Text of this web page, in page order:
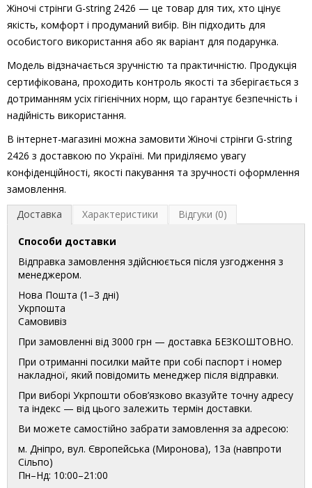
Жіночі стрінги G-string 2426 — це товар для тих, хто цінує
якість, комфорт і продуманий вибір. Він підходить для
особистого використання або як варіант для подарунка.
Модель відзначається зручністю та практичністю. Продукція
сертифікована, проходить контроль якості та зберігається з
дотриманням усіх гігієнічних норм, що гарантує безпечність і
надійність використання.
В інтернет-магазині можна замовити Жіночі стрінги G-string
2426 з доставкою по Україні. Ми приділяємо увагу
конфіденційності, якості пакування та зручності оформлення
замовлення.
Доставка
Характеристики Відгуки (0)
Способи доставки
Відправка замовлення здійснюється після узгодження з
менеджером.
Нова Пошта (1–3 дні)
Укрпошта
Самовивіз
При замовленні від 3000 грн — доставка БЕЗКОШТОВНО.
При отриманні посилки майте при собі паспорт і номер
накладної, який повідомить менеджер після відправки.
При виборі Укрпошти обов’язково вказуйте точну адресу
та індекс — від цього залежить термін доставки.
Ви можете самостійно забрати замовлення за адресою:
м. Дніпро, вул. Європейська (Миронова), 13а (навпроти
Сільпо)
Пн–Нд: 10:00–21:00